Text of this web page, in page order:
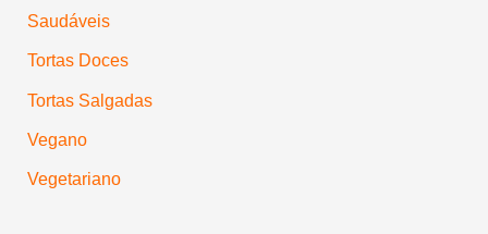
Saudáveis
Tortas Doces
Tortas Salgadas
Vegano
Vegetariano